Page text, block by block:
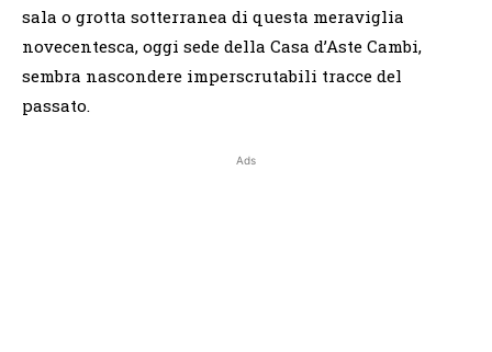
sala o grotta sotterranea di questa meraviglia
novecentesca, oggi sede della Casa d’Aste Cambi,
sembra nascondere imperscrutabili tracce del
passato.
Ads